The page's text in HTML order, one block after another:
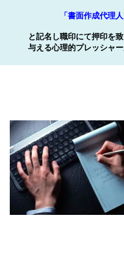
「書面作成代理
と記名し職印にて押印を
与える心理的プレッシャー